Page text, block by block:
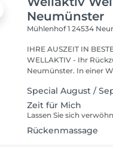
Neumünster
Mühlenhof 124534
IHRE AUSZEIT IN BESTEN HÄNDEN
WELLAKTIV - Ihr Rückzugsort für Schönheit und Entspannung in
Neumünster. In einer
Special August /
Zeit für Mich
Rückenmassage